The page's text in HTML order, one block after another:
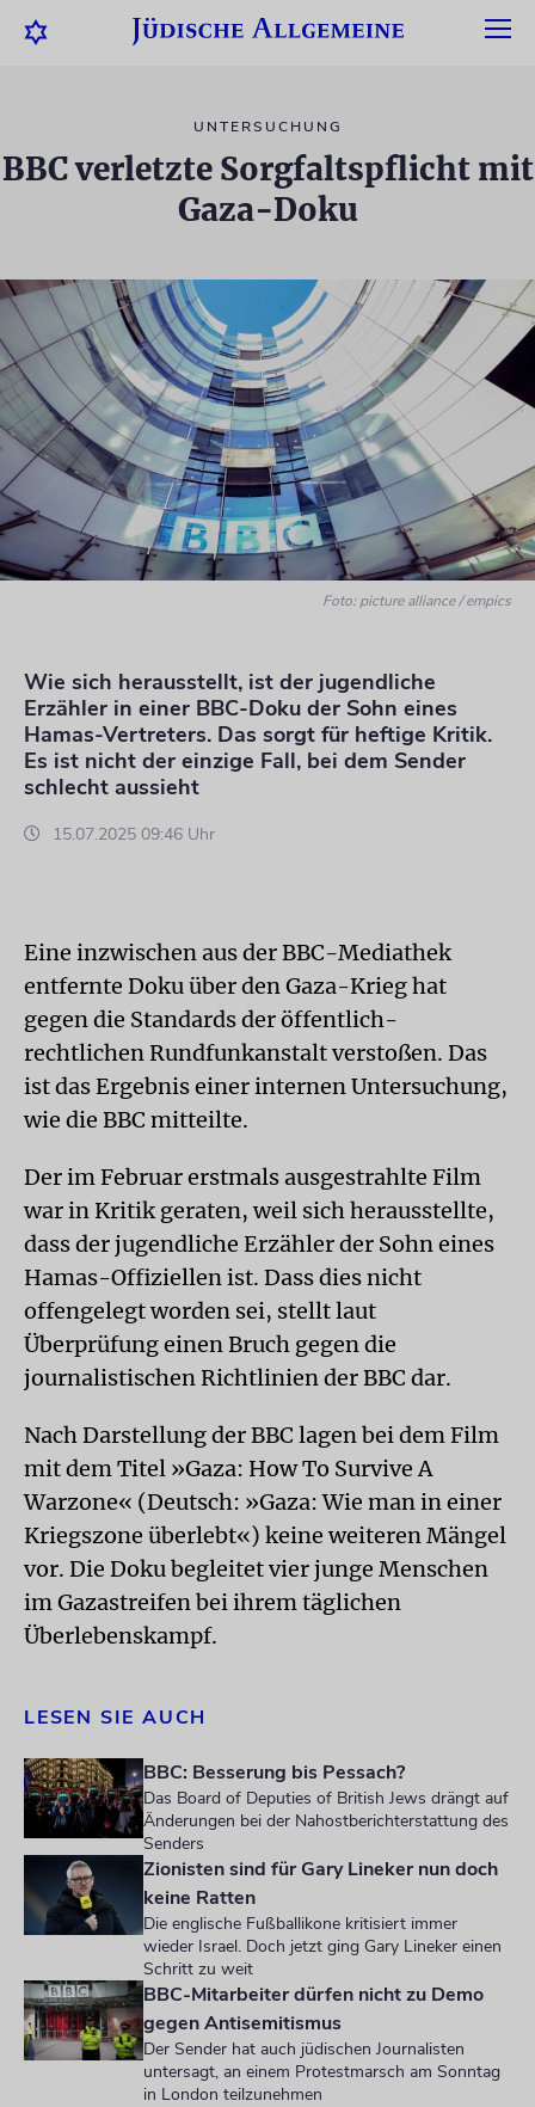
UNTERSUCHUNG
BBC verletzte Sorgfaltspflicht mit
Gaza-Doku
Foto: picture alliance / empics
Wie sich herausstellt, ist der jugendliche
Erzähler in einer BBC-Doku der Sohn eines
Hamas-Vertreters. Das sorgt für heftige Kritik.
Es ist nicht der einzige Fall, bei dem Sender
schlecht aussieht
15.07.2025 09:46 Uhr
Eine inzwischen aus der BBC-Mediathek
entfernte Doku über den Gaza-Krieg hat
gegen die Standards der öffentlich-
rechtlichen Rundfunkanstalt verstoßen. Das
ist das Ergebnis einer internen Untersuchung,
wie die BBC mitteilte.
Der im Februar erstmals ausgestrahlte Film
war in Kritik geraten, weil sich herausstellte,
dass der jugendliche Erzähler der Sohn eines
Hamas-Offiziellen ist. Dass dies nicht
offengelegt worden sei, stellt laut
Überprüfung einen Bruch gegen die
journalistischen Richtlinien der BBC dar.
Nach Darstellung der BBC lagen bei dem Film
mit dem Titel »Gaza: How To Survive A
Warzone« (Deutsch: »Gaza: Wie man in einer
Kriegszone überlebt«) keine weiteren Mängel
vor. Die Doku begleitet vier junge Menschen
im Gazastreifen bei ihrem täglichen
Überlebenskampf.
LESEN SIE AUCH
BBC: Besserung bis Pessach?
Das Board of Deputies of British Jews drängt auf
Änderungen bei der Nahostberichterstattung des
Senders
Zionisten sind für Gary Lineker nun doch
keine Ratten
Die englische Fußballikone kritisiert immer
wieder Israel. Doch jetzt ging Gary Lineker einen
Schritt zu weit
BBC-Mitarbeiter dürfen nicht zu Demo
gegen Antisemitismus
Der Sender hat auch jüdischen Journalisten
untersagt, an einem Protestmarsch am Sonntag
in London teilzunehmen